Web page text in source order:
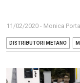
11/02/2020 - Monica Porta
DISTRIBUTORI METANO